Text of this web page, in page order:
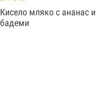
Кисело мляко с ананас и
бадеми